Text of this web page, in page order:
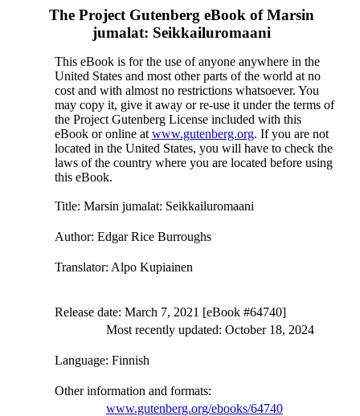
The Project Gutenberg eBook ofMarsin
jumalat: Seikkailuromaani
This eBook is for the use of anyone anywhere in the
United States and most other parts of the world at no
cost and with almost no restrictions whatsoever. You
may copy it, give it away or re-use it under the terms of
the Project Gutenberg License included with this
eBook or online at www.gutenberg.org. If you are not
located in the United States, you will have to check the
laws of the country where you are located before using
this eBook.
Title: Marsin jumalat: Seikkailuromaani
Author: Edgar Rice Burroughs
Translator: Alpo Kupiainen
Release date: March 7, 2021 [eBook #64740]
Most recently updated: October 18, 2024
Language: Finnish
Other information and formats:
www.gutenberg.org/ebooks/64740